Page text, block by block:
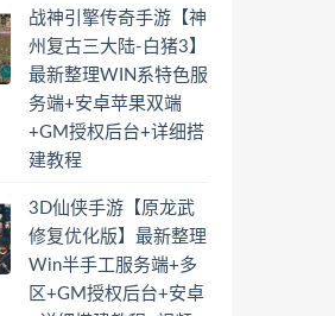
战神引擎传奇手游【神
州复古三大陆-白猪3】
最新整理WIN系特色服
务端+安卓苹果双端
+GM授权后台+详细搭
建教程
3D仙侠手游【原龙武
修复优化版】最新整理
Win半手工服务端+多
区+GM授权后台+安卓